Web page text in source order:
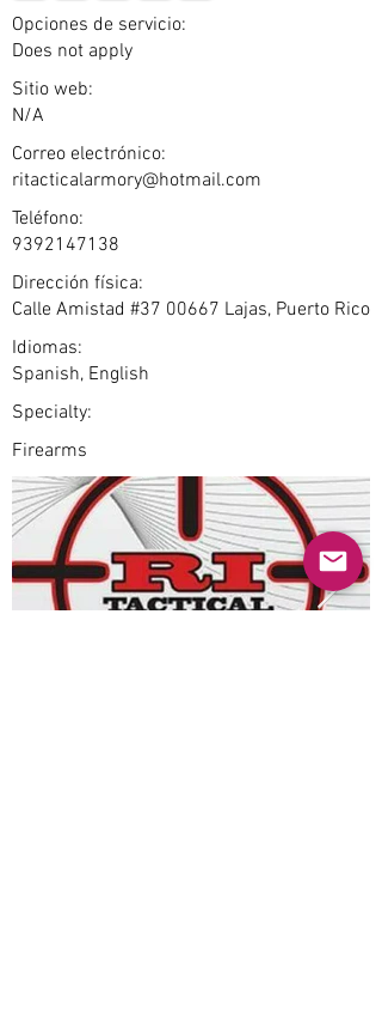
Opciones de servicio:
Does not apply
Sitio web:
N/A
Correo electrónico:
ritacticalarmory@hotmail.com
Teléfono:
9392147138
Dirección física:
Calle Amistad #37 00667 Lajas, Puerto Rico
Idiomas:
Spanish, English
Specialty:
Firearms